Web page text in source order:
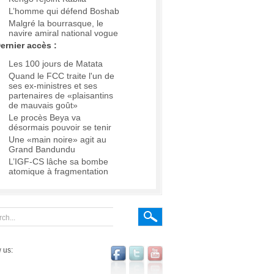
L’homme qui défend Boshab
Malgré la bourrasque, le
navire amiral national vogue
accès :
Les 100 jours de Matata
Quand le FCC traite l'un de
ses ex-ministres et ses
partenaires de «plaisantins
de mauvais goût»
Le procès Beya va
désormais pouvoir se tenir
Une «main noire» agit au
Grand Bandundu
L’IGF-CS lâche sa bombe
atomique à fragmentation
us: